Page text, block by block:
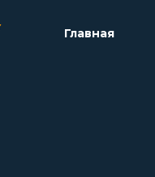
Главная